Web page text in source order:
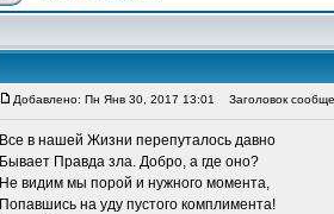
Добавлено: Пн Янв 30, 2017 13:01 Заголовок
Все в нашей Жизни перепуталось давно
Бывает Правда зла. Добро, а где оно?
Не видим мы порой и нужного момента,
Попавшись на уду пустого комплимента!